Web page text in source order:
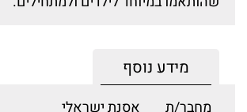
מידע נוסף
מחבר/ת
אסנת ישראלי